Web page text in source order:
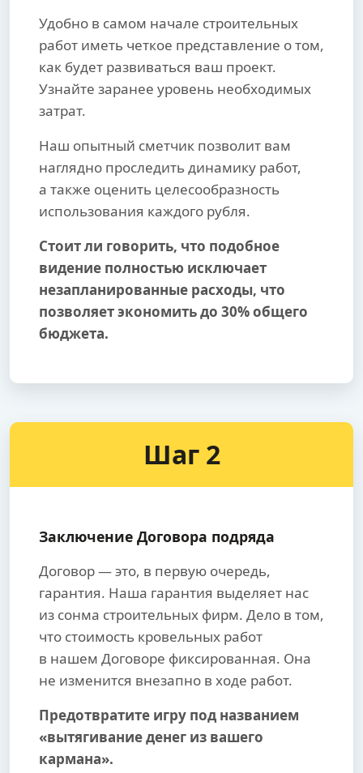
Удобно в самом начале строительных
работ иметь четкое представление о том,
как будет развиваться ваш проект.
Узнайте заранее уровень необходимых
затрат.
Наш опытный сметчик позволит вам
наглядно проследить динамику работ,
а также оценить целесообразность
использования каждого рубля.
Стоит ли говорить, что подобное
видение полностью исключает
незапланированные расходы, что
позволяет экономить до 30% общего
бюджета.
Шаг 2
Заключение Договора подряда
Договор — это, в первую очередь,
гарантия. Наша гарантия выделяет нас
из сонма строительных фирм. Дело в том,
что стоимость кровельных работ
в нашем Договоре фиксированная. Она
не изменится внезапно в ходе работ.
Предотвратите игру под названием
«вытягивание денег из вашего
кармана».